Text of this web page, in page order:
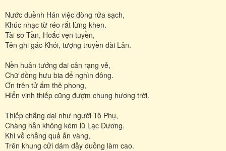
Nước duềnh Hán việc đòng rửa sạch,
Khúc nhạc từ réo rắt lừng khen.
Tài so Tần, Hoắc vẹn tuyền,
Tên ghi gác Khói, tượng truyền đài Lân.
Nền huân tướng đai cân rạng vẻ,
Chữ đồng hưu bia để nghìn đông.
Ơn trên tử ấm thê phong,
Hiển vinh thiếp cũng đượm chung hương trời.
Thiếp chẳng dại như người Tô Phụ,
Chàng hẳn không kém lũ Lạc Dương.
Khi về chẳng quả ấn vàng,
Trên khung cửi dám dẫy duồng làm cao.